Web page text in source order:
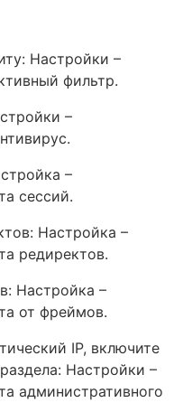
Настройки –
фильтр.
–
–
сессий.
Настройка –
редиректов.
Настройка –
от фреймов.
IP, включите
Настройки –
административного